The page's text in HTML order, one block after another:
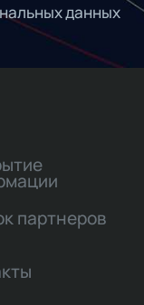
данных
партнеров